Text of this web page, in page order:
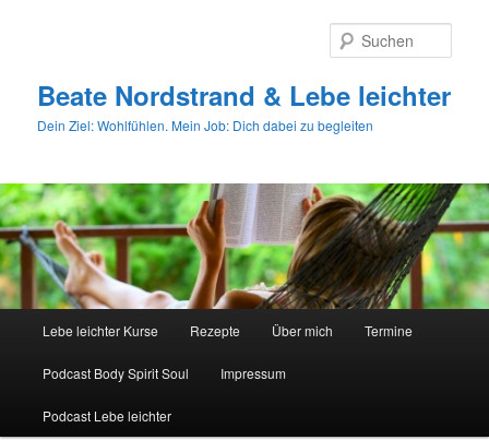
Beate Nordstrand & Lebe leichter
Dein Ziel: Wohlfühlen. Mein Job: Dich dabei zu begleiten
Lebe leichter Kurse Rezepte Über mich Termine
Podcast Body Spirit Soul Impressum
Podcast Lebe leichter